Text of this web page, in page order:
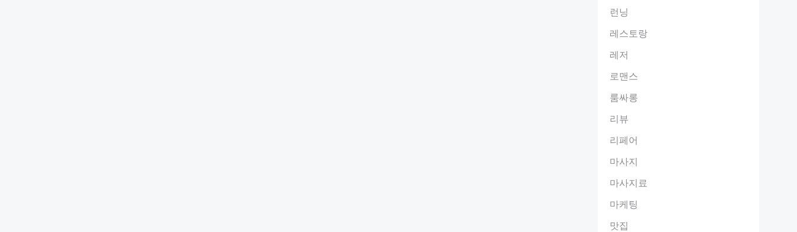
런닝
레스토랑
레저
로맨스
룸싸롱
리뷰
리페어
마사지
마사지료
마케팅
맛집